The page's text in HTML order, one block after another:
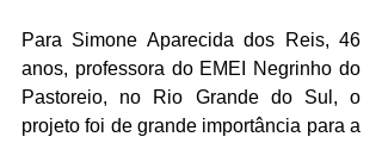
Para Simone Aparecida dos Reis, 46
anos, professora do EMEI Negrinho do
Pastoreio, no Rio Grande do Sul, o
projeto foi de grande importância para a